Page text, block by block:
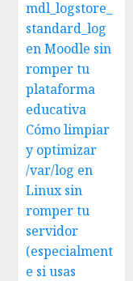
mdl_logstore_
standard_log
en Moodle sin
romper tu
plataforma
educativa
Cómo limpiar
y optimizar
/var/log en
Linux sin
romper tu
servidor
(especialment
e si usas